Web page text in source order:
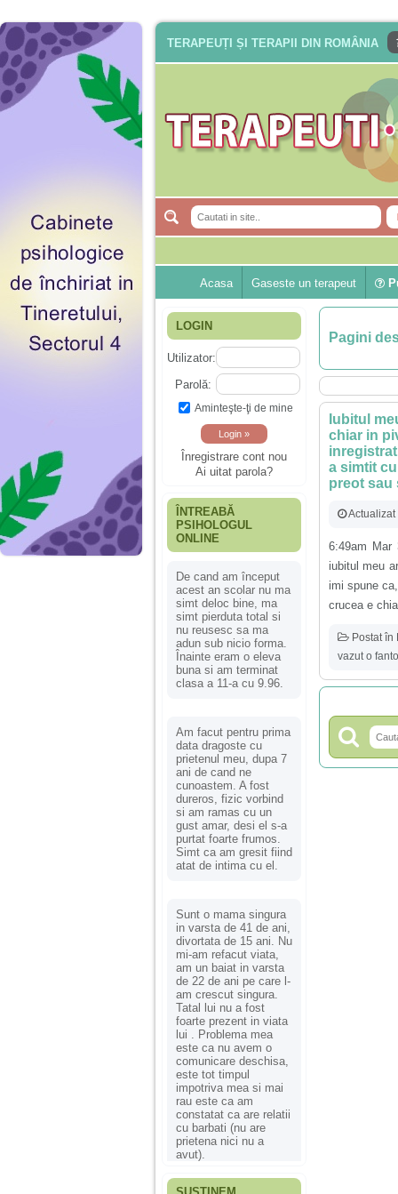
TERAPEUȚI ȘI TERAPII DIN ROMÂNIA
Acasa Gaseste un terapeut
LOGIN
Utilizator:
Parolă:
Aminteşte-ţi de mine
Înregistrare cont nou
Ai uitat parola?
ÎNTREABĂ
PSIHOLOGUL
ONLINE
De cand am început
acest an scolar nu ma
simt deloc bine, ma
simt pierduta total si
nu reusesc sa ma
adun sub nicio forma.
Înainte eram o eleva
buna si am terminat
clasa a 11-a cu 9.96.
Am facut pentru prima
data dragoste cu
prietenul meu, dupa 7
ani de cand ne
cunoastem. A fost
dureros, fizic vorbind
si am ramas cu un
gust amar, desi el s-a
purtat foarte frumos.
Simt ca am gresit fiind
atat de intima cu el.
Sunt o mama singura
in varsta de 41 de ani,
divortata de 15 ani. Nu
mi-am refacut viata,
am un baiat in varsta
de 22 de ani pe care l-
am crescut singura.
Tatal lui nu a fost
foarte prezent in viata
lui . Problema mea
este ca nu avem o
comunicare deschisa,
este tot timpul
impotriva mea si mai
rau este ca am
constatat ca are relatii
cu barbati (nu are
prietena nici nu a
avut).
Pagini
Iubitul
chiar in
a simtit
preot sau
6:49am Mar
iubitul meu
imi spune
crucea e
Postat în
vazut o